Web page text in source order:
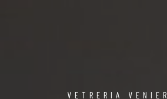
VETRERIA VENIER